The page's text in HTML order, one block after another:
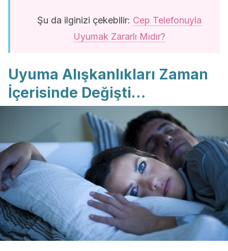
Şu da ilginizi çekebilir: Cep Telefonuyla
Uyumak Zararlı Mıdır?
Uyuma Alışkanlıkları Zaman
İçerisinde Değişti…